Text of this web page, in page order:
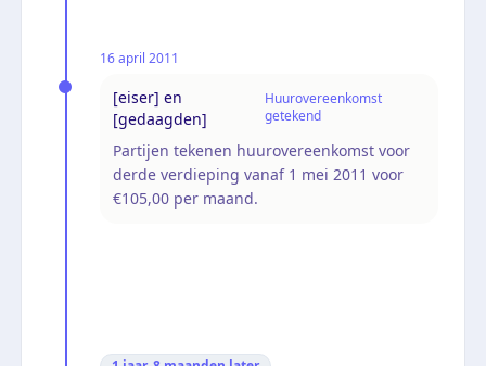
16 april 2011
[eiser] en
[gedaagden]
Huurovereenkomst
getekend
Partijen tekenen huurovereenkomst voor
derde verdieping vanaf 1 mei 2011 voor
€105,00 per maand.